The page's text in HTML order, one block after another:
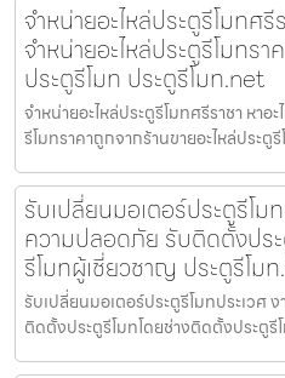
จำหน่ายอะไหล่ประตูรีโมทศรี
จำหน่ายอะไหล่ประตูรีโมทรา
ประตูรีโมท ประตูรีโมท.net
จำหน่ายอะไหล่ประตูรีโมทศรีราชา หาอ
รีโมทราคาถูกจากร้านขายอะไหล่ประตู
รับเปลี่ยนมอเตอร์ประตูรีโ
ความปลอดภัย รับติดตั้งปร
รีโมทผู้เชี่ยวชาญ ประตูรีโม
รับเปลี่ยนมอเตอร์ประตูรีโมทประเว
ติดตั้งประตูรีโมทโดยช่างติดตั้งประตูรี